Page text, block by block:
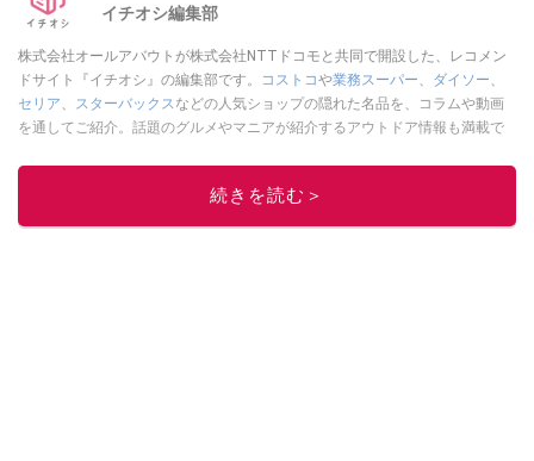
イチオシ編集部
株式会社オールアバウトが株式会社NTTドコモと共同で開設した、レコメン
ドサイト『イチオシ』の編集部です。
コストコや業務スーパー ダイソー
セリア
スターバックス などの人気ショップの隠れた名品を、コラムや動画
を通してご紹介。話題のグルメやマニアが紹介するアウトドア情報も満載で
レビューしています。毎日トレンド情報をお届けしているので、ぜひ
してください！続きを読む＞